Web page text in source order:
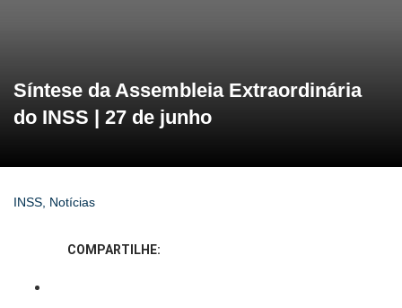
Síntese da Assembleia Extraordinária
do INSS | 27 de junho
INSS, Notícias
COMPARTILHE: